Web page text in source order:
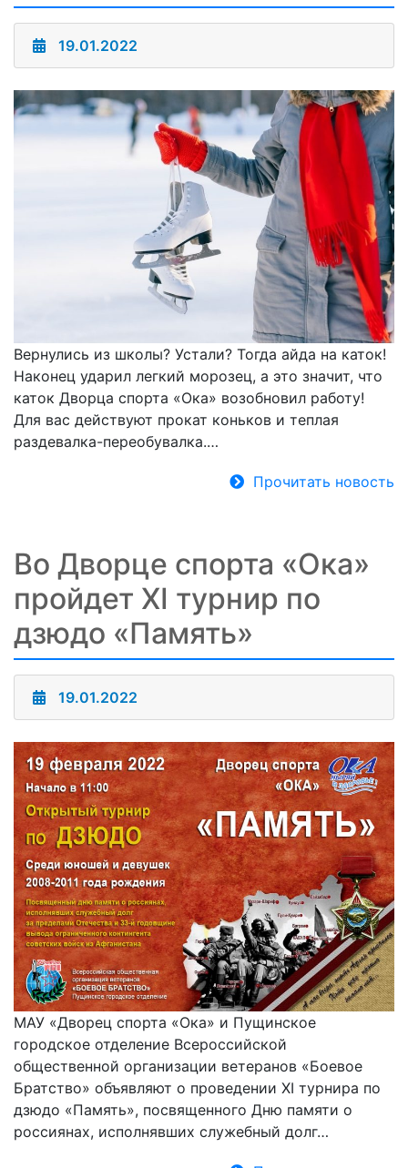
19.01.2022
Вернулись из школы? Устали? Тогда айда на каток!
Наконец ударил легкий морозец, а это значит, что
каток Дворца спорта «Ока» возобновил работу!
Для вас действуют прокат коньков и теплая
раздевалка-переобувалка.…
Прочитать новость
Во Дворце спорта «Ока»
пройдет XI турнир по
дзюдо «Память»
19.01.2022
МАУ «Дворец спорта «Ока» и Пущинское
городское отделение Всероссийской
общественной организации ветеранов «Боевое
Братство» объявляют о проведении XI турнира по
дзюдо «Память», посвященного Дню памяти о
россиянах, исполнявших служебный долг…